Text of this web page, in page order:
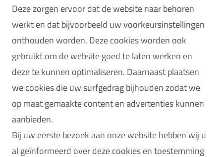
Deze zorgen ervoor dat de website naar behoren
werkt en dat bijvoorbeeld uw voorkeursinstellingen
onthouden worden. Deze cookies worden ook
gebruikt om de website goed te laten werken en
deze te kunnen optimaliseren. Daarnaast plaatsen
we cookies die uw surfgedrag bijhouden zodat we
op maat gemaakte content en advertenties kunnen
aanbieden.
Bij uw eerste bezoek aan onze website hebben wij u
al geïnformeerd over deze cookies en toestemming